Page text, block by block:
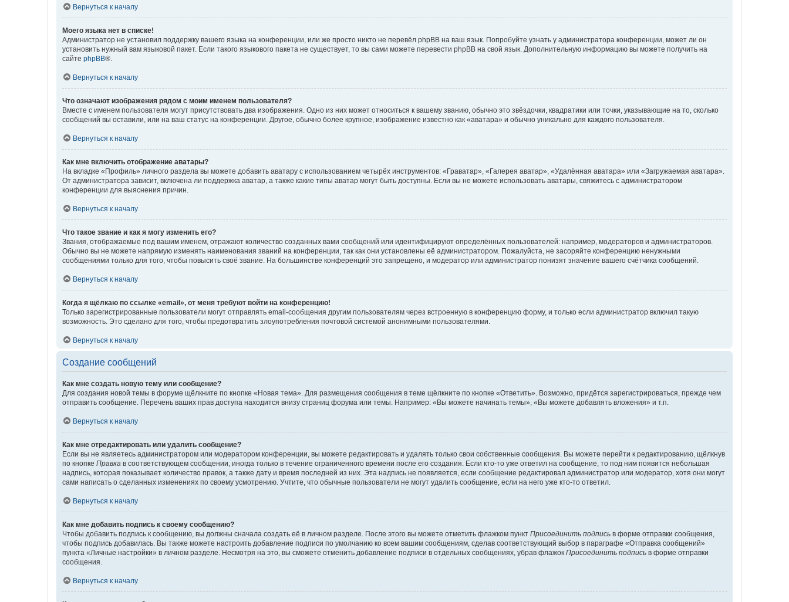
Вернуться к началу
Моего языка нет в списке!
Администратор не установил поддержку вашего языка на конференции, или же просто никто не перевёл phpBB на ваш язык. Попробуйте узнать у администратора конференции, может ли он
установить нужный вам языковой пакет. Если такого языкового пакета не существует, то вы сами можете перевести phpBB на свой язык. Дополнительную информацию вы можете получить на
сайте phpBB®.
Вернуться к началу
Что означают изображения рядом с моим именем пользователя?
Вместе с именем пользователя могут присутствовать два изображения. Одно из них может относиться к вашему званию, обычно это звёздочки, квадратики или точки, указывающие на то, сколько
сообщений вы оставили, или на ваш статус на конференции. Другое, обычно более крупное, изображение известно как «аватара» и обычно уникально для каждого пользователя.
Вернуться к началу
Как мне включить отображение аватары?
На вкладке «Профиль» личного раздела вы можете добавить аватару с использованием четырёх инструментов: «Граватар», «Галерея аватар», «Удалённая аватара» или «Загружаемая аватара».
От администратора зависит, включена ли поддержка аватар, а также какие типы аватар могут быть доступны. Если вы не можете использовать аватары, свяжитесь с администратором
конференции для выяснения причин.
Вернуться к началу
Что такое звание и как я могу изменить его?
Звания, отображаемые под вашим именем, отражают количество созданных вами сообщений или идентифицируют определённых пользователей: например, модераторов и администраторов.
Обычно вы не можете напрямую изменять наименования званий на конференции, так как они установлены её администратором. Пожалуйста, не засоряйте конференцию ненужными
сообщениями только для того, чтобы повысить своё звание. На большинстве конференций это запрещено, и модератор или администратор понизят значение вашего счётчика сообщений.
Вернуться к началу
Когда я щёлкаю по ссылке «email», от меня требуют войти на конференцию!
Только зарегистрированные пользователи могут отправлять email-сообщения другим пользователям через встроенную в конференцию форму, и только если администратор включил такую
возможность. Это сделано для того, чтобы предотвратить злоупотребления почтовой системой анонимными пользователями.
Вернуться к началу
Создание сообщений
Как мне создать новую тему или сообщение?
Для создания новой темы в форуме щёлкните по кнопке «Новая тема». Для размещения сообщения в теме щёлкните по кнопке «Ответить». Возможно, придётся зарегистрироваться, прежде чем
отправить сообщение. Перечень ваших прав доступа находится внизу страниц форума или темы. Например: «Вы можете начинать темы», «Вы можете добавлять вложения» и т.п.
Вернуться к началу
Как мне отредактировать или удалить сообщение?
Если вы не являетесь администратором или модератором конференции, вы можете редактировать и удалять только свои собственные сообщения. Вы можете перейти к редактированию, щёлкнув
по кнопке Правка в соответствующем сообщении, иногда только в течение ограниченного времени после его создания. Если кто-то уже ответил на сообщение, то под ним появится небольшая
надпись, которая показывает количество правок, а также дату и время последней из них. Эта надпись не появляется, если сообщение редактировал администратор или модератор, хотя они могут
сами написать о сделанных изменениях по своему усмотрению. Учтите, что обычные пользователи не могут удалить сообщение, если на него уже кто-то ответил.
Вернуться к началу
Как мне добавить подпись к своему сообщению?
Чтобы добавить подпись к сообщению, вы должны сначала создать её в личном разделе. После этого вы можете отметить флажком пункт Присоединить подпись в форме отправки сообщения,
чтобы подпись добавилась. Вы также можете настроить добавление подписи по умолчанию ко всем вашим сообщениям, сделав соответствующий выбор в параграфе «Отправка сообщений»
пункта «Личные настройки» в личном разделе. Несмотря на это, вы сможете отменить добавление подписи в отдельных сообщениях, убрав флажок Присоединить подпись в форме отправки
сообщения.
Вернуться к началу